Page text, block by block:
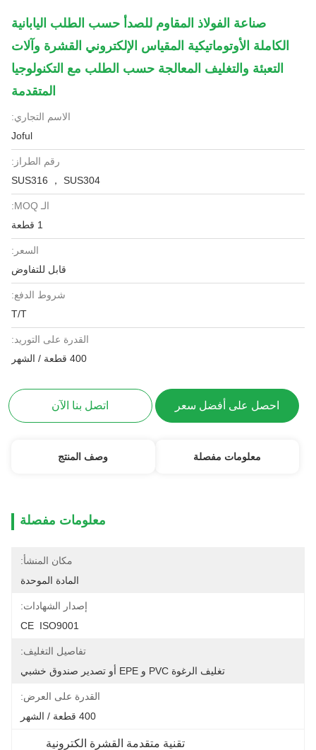
صناعة الفولاذ المقاوم للصدأ حسب الطلب اليابانية
الكاملة الأوتوماتيكية المقياس الإلكتروني القشرة وآلات
التعبئة والتغليف المعالجة حسب الطلب مع التكنولوجيا
المتقدمة
الاسم التجاري:
Joful
رقم الطراز:
SUS316 ， SUS304
الـ MOQ:
1 قطعة
السعر:
قابل للتفاوض
شروط الدفع:
T/T
القدرة على التوريد:
400 قطعة / الشهر
احصل على أفضل سعر اتصل بنا الآن
معلومات مفصلة وصف المنتج
معلومات مفصلة
مكان المنشأ:
المادة الموحدة
إصدار الشهادات:
CE  ISO9001
تفاصيل التغليف:
تغليف الرغوة PVC و EPE أو تصدير صندوق خشبي
القدرة على العرض:
400 قطعة / الشهر